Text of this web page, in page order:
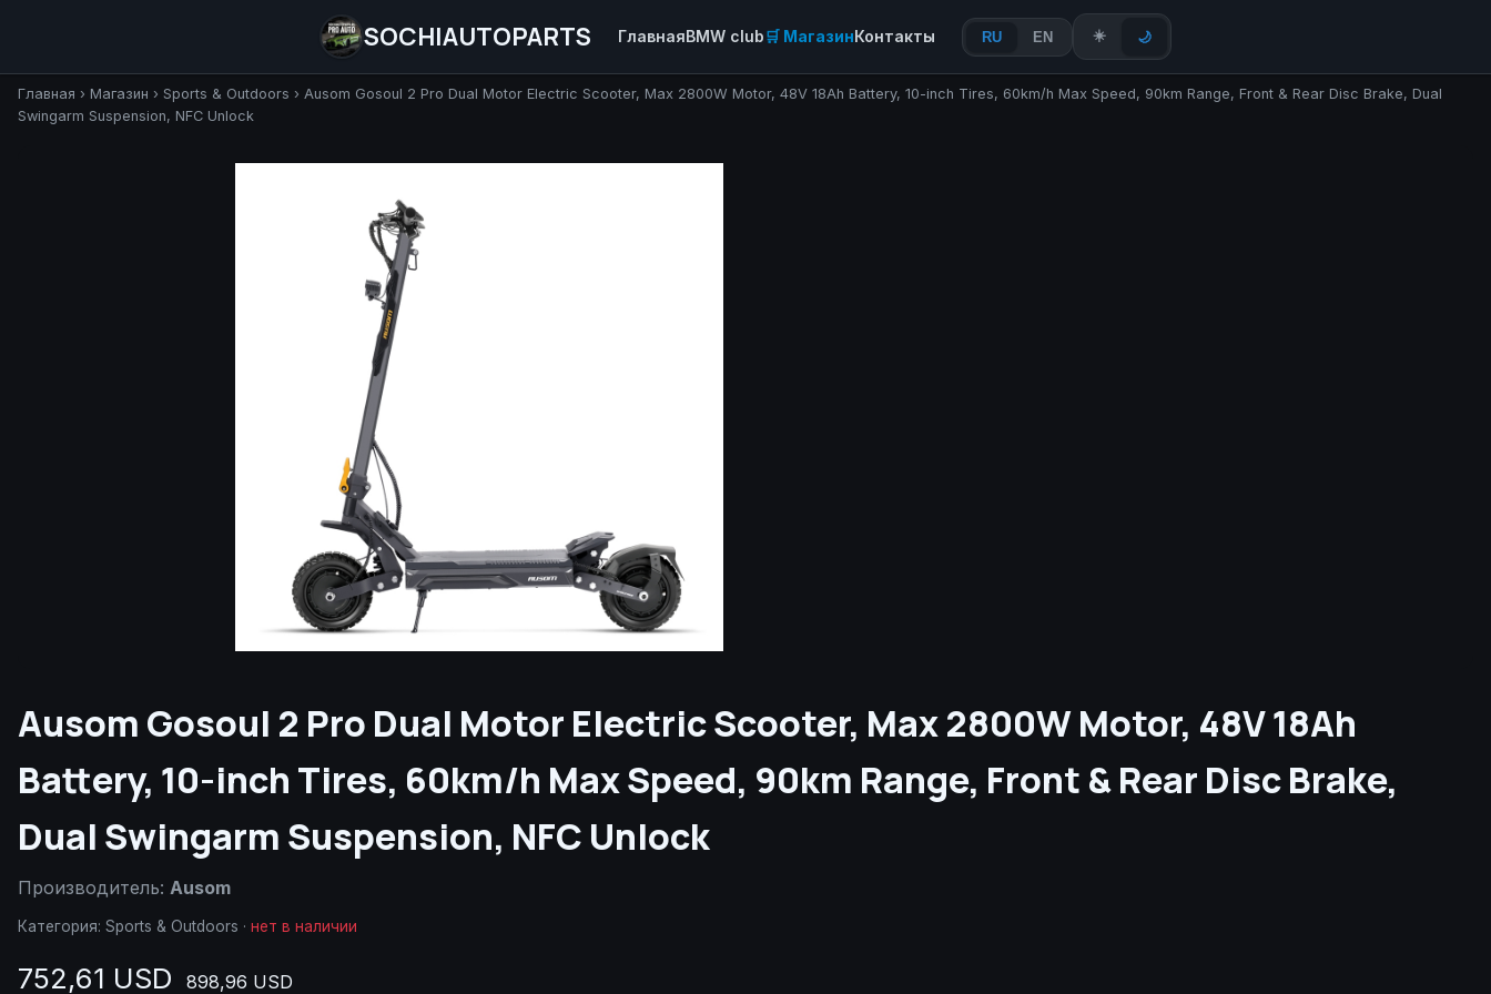
SOCHIAUTOPARTS ГлавнаяBMW club🛒 МагазинКонтакты RU EN ☀️ 🌙
Главная › Магазин › Sports & Outdoors › Ausom Gosoul 2 Pro Dual Motor Electric Scooter, Max 2800W Motor, 48V 18Ah Battery, 10-inch Tires, 60km/h Max Speed, 90km Range, Front & Rear Disc Brake, Dual
Swingarm Suspension, NFC Unlock
Ausom Gosoul 2 Pro Dual Motor Electric Scooter, Max 2800W Motor, 48V 18Ah
Battery, 10-inch Tires, 60km/h Max Speed, 90km Range, Front & Rear Disc Brake,
Dual Swingarm Suspension, NFC Unlock
Производитель: Ausom
Категория: Sports & Outdoors · нет в наличии
752,61 USD 898,96 USD